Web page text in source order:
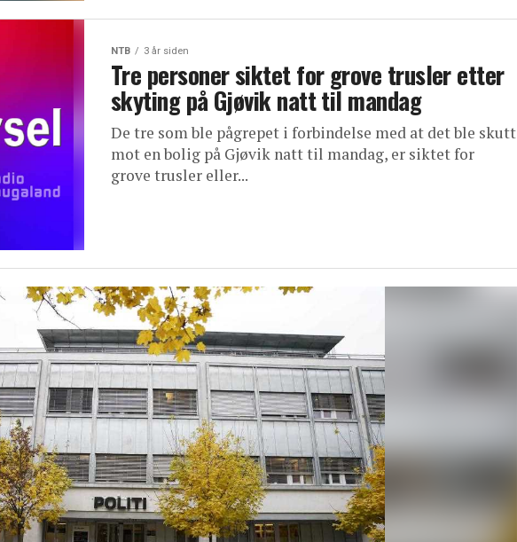
NTB 3 år siden
Tre personer siktet for grove trusler etter
skyting på Gjøvik natt til mandag
De tre som ble pågrepet i forbindelse med at det ble skutt
mot en bolig på Gjøvik natt til mandag, er siktet for
grove trusler eller...